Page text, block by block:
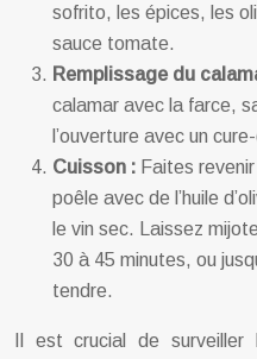
sofrito, les épices, les
sauce tomate.
Remplissage du
calamar avec la farce,
l’ouverture avec un
Cuisson : Faites
poêle avec de l’huile
le vin sec. Laissez
30 à 45 minutes, ou
tendre.
Il est crucial de